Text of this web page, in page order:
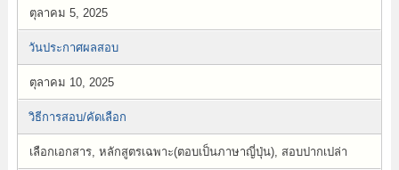
ตุลาคม 5, 2025
วันประกาศผลสอบ
ตุลาคม 10, 2025
วิธีการสอบ/คัดเลือก
เลือกเอกสาร, หลักสูตรเฉพาะ(ตอบเป็นภาษาญี่ปุ่น), สอบปากเปล่า